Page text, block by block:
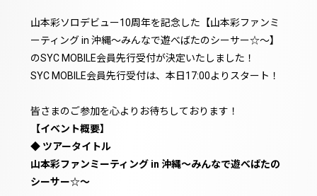
山本彩ソロデビュー10周年を記念した【山本彩ファンミ
ーティング in 沖縄〜みんなで遊べばたのシーサー☆〜】
のSYC MOBILE会員先行受付が決定いたしました！
SYC MOBILE会員先行受付は、本日17:00よりスタート！
皆さまのご参加を心よりお待ちしております！
【イベント概要】
◆ ツアータイトル
山本彩ファンミーティング in 沖縄〜みんなで遊べばたの
シーサー☆〜